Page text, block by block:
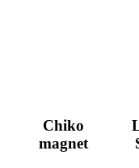
Chiko
magnet